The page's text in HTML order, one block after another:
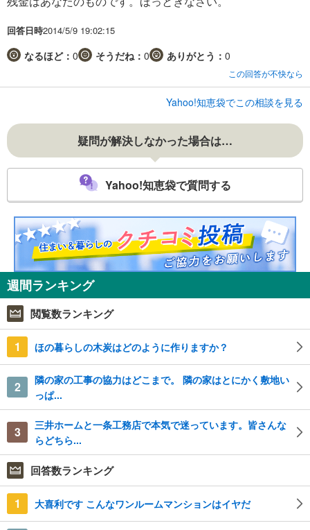
回答日時2014/5/9 19:02:15
なるほど： 0 そうだね： 0 ありがとう： 0
この回答が不快なら
Yahoo!知恵袋でこの相談を見る
疑問が解決しなかった場合は…
Yahoo!知恵袋で質問する
週間ランキング
閲覧数ランキング
1 ほの暮らしの木炭はどのように作りますか？
2
隣の家の工事の協力はどこまで。 隣の家はとにかく敷地い
っぱ...
3
三井ホームと一条工務店で本気で迷っています。皆さんな
らどちら...
回答数ランキング
1 大喜利です こんなワンルームマンションはイヤだ